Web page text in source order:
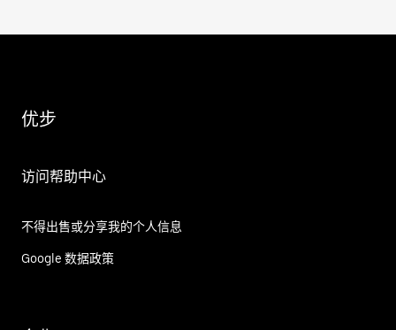
优步
访问帮助中心
不得出售或分享我的个人信息
Google 数据政策